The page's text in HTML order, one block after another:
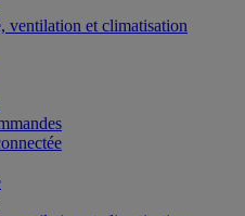
ventilation et climatisation